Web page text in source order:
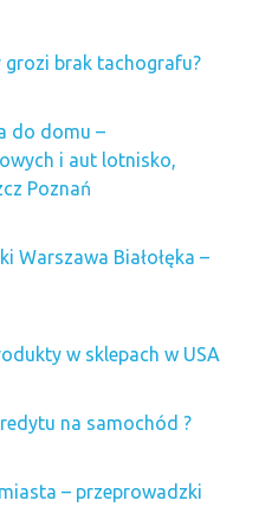
grozi brak tachografu?
do domu –
i aut lotnisko,
Poznań
Warszawa Białołęka –
w sklepach w USA
na samochód ?
– przeprowadzki